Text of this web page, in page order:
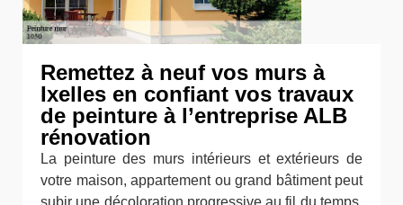
Remettez à neuf vos murs à
Ixelles en confiant vos travaux
de peinture à l’entreprise ALB
rénovation
La peinture des murs intérieurs et extérieurs de
votre maison, appartement ou grand bâtiment peut
subir une décoloration progressive au fil du temps.